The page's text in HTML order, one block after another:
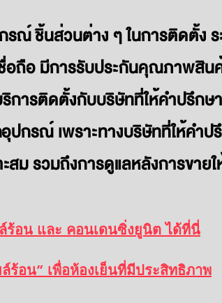
ณ์ ชิ้นส่วนต่าง ๆ ในการติดตั้ง ร
อถือ มีการรับประกันคุณภาพสิน
การติดตั้งกับบริษัทที่ให้คำปรึกษ
กรณ์ เพราะทางบริษัทที่ให้คำป
สม รวมถึงการดูแลหลังการขาย
ร้อน และ คอนเดนซิ่งยูนิต ได้ที่นี่
ร้อน” เพื่อห้องเย็นที่มีประสิทธิภาพ